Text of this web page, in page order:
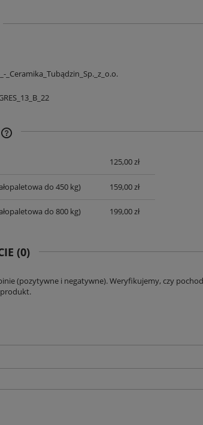
_Ceramika_Tubądzin_Sp._z_o.o.
CENA NIE ZAWIERA EWENTUALNYCH
125,00 zł
do 450 kg) 159,00 zł
do 800 kg) 199,00 zł
(0)
(pozytywne i negatywne). Weryfikujemy, czy